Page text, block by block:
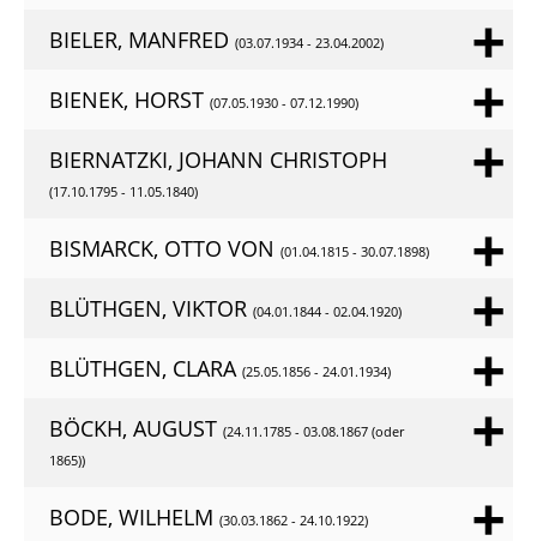
BIELER, MANFRED (03.07.1934 - 23.04.2002)
BIENEK, HORST (07.05.1930 - 07.12.1990)
BIERNATZKI, JOHANN CHRISTOPH
(17.10.1795 - 11.05.1840)
BISMARCK, OTTO VON (01.04.1815 - 30.07.1898)
BLÜTHGEN, VIKTOR (04.01.1844 - 02.04.1920)
BLÜTHGEN, CLARA (25.05.1856 - 24.01.1934)
BÖCKH, AUGUST (24.11.1785 - 03.08.1867 (oder
1865))
BODE, WILHELM (30.03.1862 - 24.10.1922)